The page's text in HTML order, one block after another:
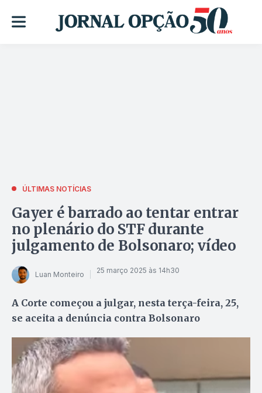
ÚLTIMAS NOTÍCIAS
Gayer é barrado ao tentar entrar
no plenário do STF durante
julgamento de Bolsonaro; vídeo
Luan Monteiro 25 março 2025 às 14h30
A Corte começou a julgar, nesta terça-feira, 25,
se aceita a denúncia contra Bolsonaro